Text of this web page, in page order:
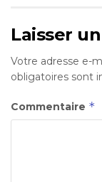
Laisser
Votre adresse e-
obligatoires sont
Commentaire *